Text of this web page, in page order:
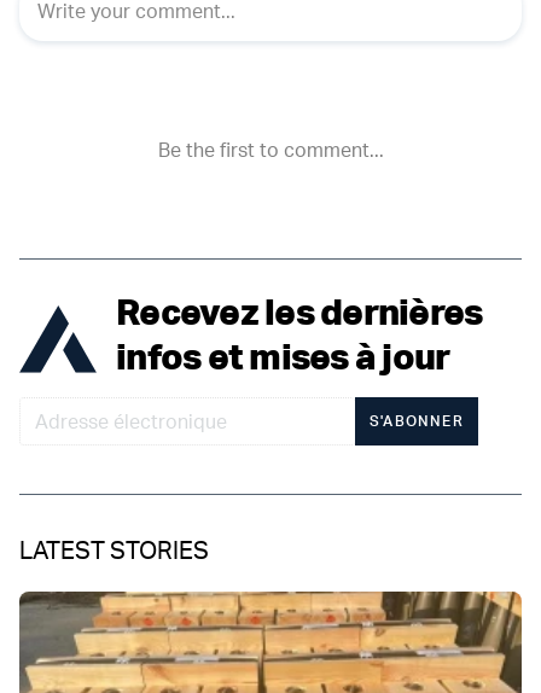
Recevez les dernières
infos et mises à jour
S'ABONNER
LATEST STORIES